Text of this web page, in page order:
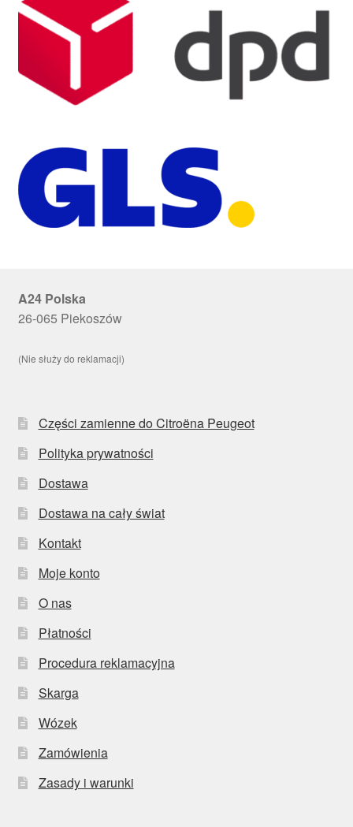
A24 Polska
26-065 Piekoszów
(Nie służy do reklamacji)
Części zamienne do Citroëna Peugeot
Polityka prywatności
Dostawa
Dostawa na cały świat
Kontakt
Moje konto
O nas
Płatności
Procedura reklamacyjna
Skarga
Wózek
Zamówienia
Zasady i warunki